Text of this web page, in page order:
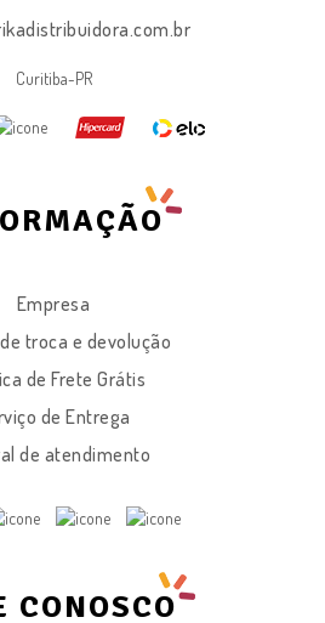
Curitiba-PR
Empresa
troca e devolução
de Frete Grátis
de Entrega
de atendimento
CONOSCO